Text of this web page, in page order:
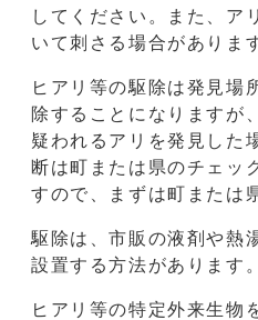
してください。また、ア
いて刺さる場合がありま
ヒアリ等の駆除は発見場
除することになりますが
疑われるアリを発見した
断は町または県のチェッ
すので、まずは町または
駆除は、市販の液剤や熱
設置する方法があります。
ヒアリ等の特定外来生物